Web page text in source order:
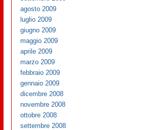
agosto 2009
luglio 2009
giugno 2009
maggio 2009
aprile 2009
marzo 2009
febbraio 2009
gennaio 2009
dicembre 2008
novembre 2008
ottobre 2008
settembre 2008